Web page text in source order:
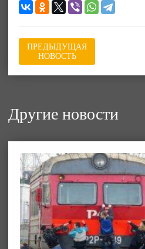
ПРЕДЫДУЩАЯ
НОВОСТЬ
Другие новости